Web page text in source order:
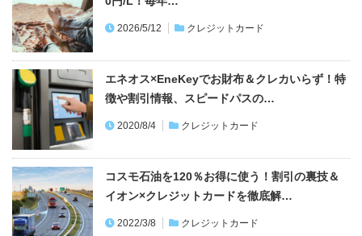
2026/5/12 クレジットカード
エネオス×EneKeyでお財布＆クレカいらず！特
徴や割引情報、スピードパスの…
2020/8/4 クレジットカード
コスモ石油を120％お得に使う！割引の裏技＆
イオン×クレジットカードを徹底解…
2022/3/8 クレジットカード